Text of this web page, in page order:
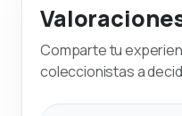
Comparte tu
coleccionistas a